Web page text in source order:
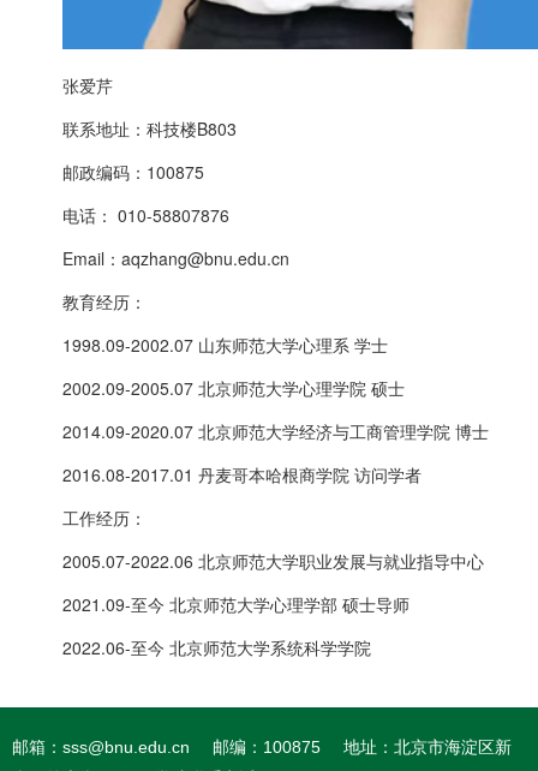
张爱芹
联系地址：科技楼B803
邮政编码：100875
电话： 010-58807876
Email：aqzhang@bnu.edu.cn
教育经历：
1998.09-2002.07 山东师范大学心理系 学士
2002.09-2005.07 北京师范大学心理学院 硕士
2014.09-2020.07 北京师范大学经济与工商管理学院 博士
2016.08-2017.01 丹麦哥本哈根商学院 访问学者
工作经历：
2005.07-2022.06 北京师范大学职业发展与就业指导中心
2021.09-至今 北京师范大学心理学部 硕士导师
2022.06-至今 北京师范大学系统科学学院
邮箱：sss@bnu.edu.cn 邮编：100875
地址：北京市海淀区新